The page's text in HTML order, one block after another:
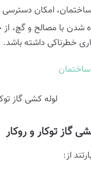
امکان
شدن با مصالح و گچ،
خطرناکی داشته باشد.
ساختمان
گاز توکار و روکار
از: